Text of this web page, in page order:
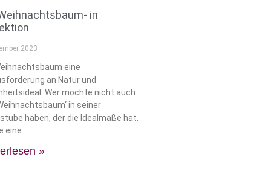
in
2023
eine
an Natur und
Wer möchte nicht auch
in seiner
haben, der die Idealmaße hat.
eine
»